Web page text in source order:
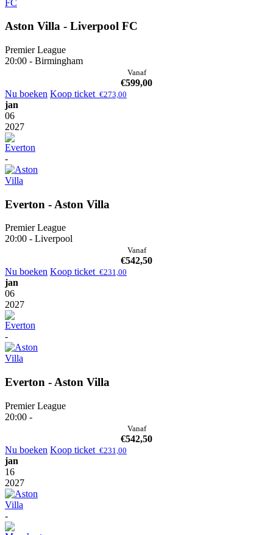
Aston Villa - Liverpool FC
Premier League
20:00 - Birmingham
Vanaf
€599,00
Nu boeken Koop ticket €273,00
jan
06
2027
-
Everton - Aston Villa
Premier League
20:00 - Liverpool
Vanaf
€542,50
Nu boeken Koop ticket €231,00
jan
06
2027
-
Everton - Aston Villa
Premier League
20:00 -
Vanaf
€542,50
Nu boeken Koop ticket €231,00
jan
16
2027
-